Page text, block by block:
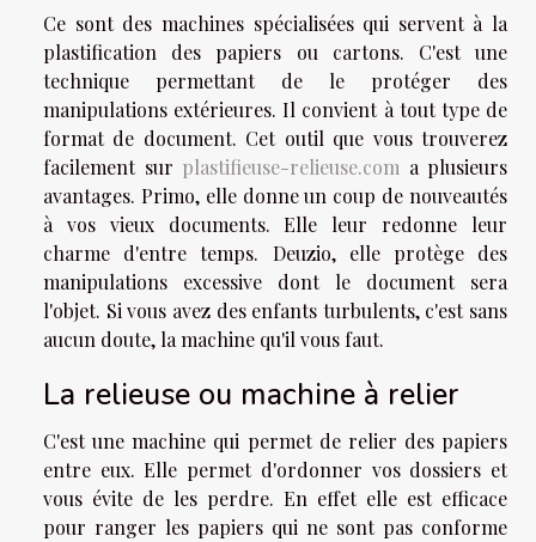
Ce sont des machines spécialisées qui servent à la
plastification des papiers ou cartons. C'est une
technique permettant de le protéger des
manipulations extérieures. Il convient à tout type de
format de document. Cet outil que vous trouverez
facilement sur plastifieuse-relieuse.com a plusieurs
avantages. Primo, elle donne un coup de nouveautés
à vos vieux documents. Elle leur redonne leur
charme d'entre temps. Deuzio, elle protège des
manipulations excessive dont le document sera
l'objet. Si vous avez des enfants turbulents, c'est sans
aucun doute, la machine qu'il vous faut.
La relieuse ou machine à relier
C'est une machine qui permet de relier des papiers
entre eux. Elle permet d'ordonner vos dossiers et
vous évite de les perdre. En effet elle est efficace
pour ranger les papiers qui ne sont pas conforme